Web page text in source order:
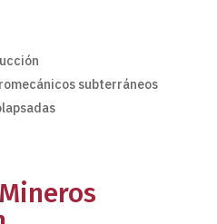
subterráneos